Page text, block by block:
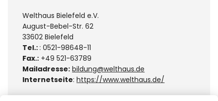
Welthaus Bielefeld e.V.
August-Bebel-Str. 62
33602 Bielefeld
Tel.:: 0521-98648-11
Fax.: +49 521-63789
Mailadresse: bildung@welthaus.de
Internetseite:https://www.welthaus.de/